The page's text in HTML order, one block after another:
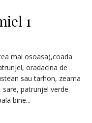
1
mai osoasa),coada
oradacina de
sau tarhon, zeama
patrunjel verde
bine...